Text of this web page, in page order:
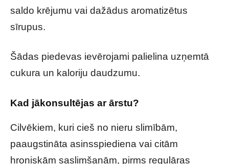
saldo krējumu vai dažādus aromatizētus
sīrupus.
Šādas piedevas ievērojami palielina uzņemtā
cukura un kaloriju daudzumu.
Kad jākonsultējas ar ārstu?
Cilvēkiem, kuri cieš no nieru slimībām,
paaugstināta asinsspiediena vai citām
hroniskām saslimšanām, pirms regulāras